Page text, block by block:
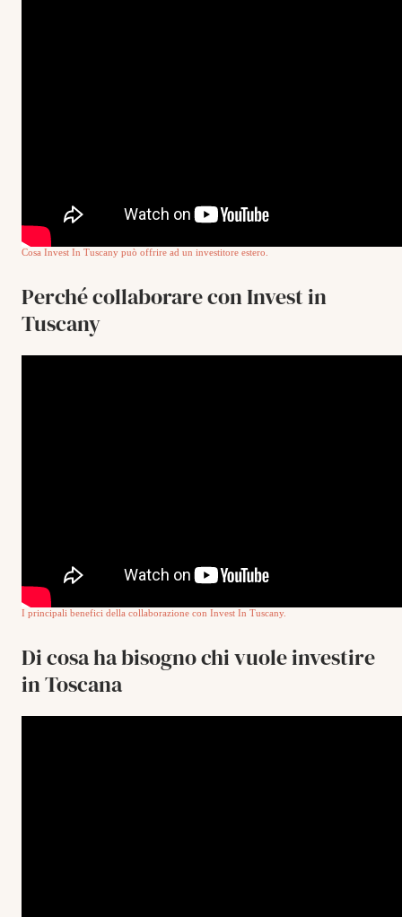
Cosa Invest In Tuscany può offrire ad un investitore estero.
Perché collaborare con Invest in
Tuscany
I principali benefici della collaborazione con Invest In Tuscany.
Di cosa ha bisogno chi vuole investire
in Toscana